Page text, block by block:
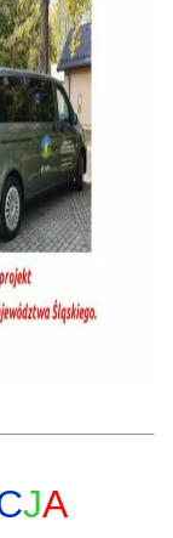
JA